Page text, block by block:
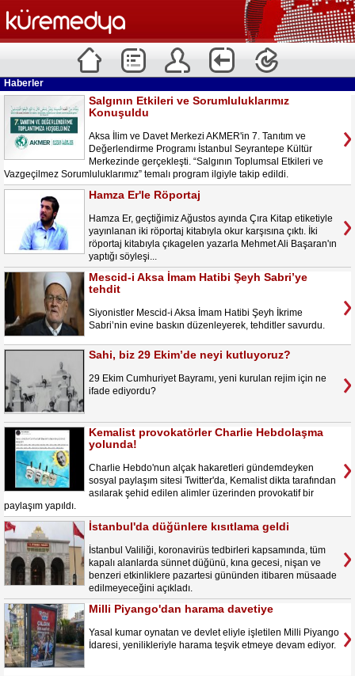
Haberler
Salgının Etkileri ve Sorumluluklarımız
Konuşuldu
Aksa İlim ve Davet Merkezi AKMER'in 7. Tanıtım ve
Değerlendirme Programı İstanbul Seyrantepe Kültür
Merkezinde gerçekleşti. “Salgının Toplumsal Etkileri ve
Vazgeçilmez Sorumluluklarımız” temalı program ilgiyle takip edildi.
Hamza Er'le Röportaj
Hamza Er, geçtiğimiz Ağustos ayında Çıra Kitap etiketiyle
yayınlanan iki röportaj kitabıyla okur karşısına çıktı. İki
röportaj kitabıyla çıkagelen yazarla Mehmet Ali Başaran'ın
yaptığı söyleşi...
Mescid-i Aksa İmam Hatibi Şeyh Sabri’ye
tehdit
Siyonistler Mescid-i Aksa İmam Hatibi Şeyh İkrime
Sabri’nin evine baskın düzenleyerek, tehditler savurdu.
Sahi, biz 29 Ekim’de neyi kutluyoruz?
29 Ekim Cumhuriyet Bayramı, yeni kurulan rejim için ne
ifade ediyordu?
Kemalist provokatörler Charlie Hebdolaşma
yolunda!
Charlie Hebdo'nun alçak hakaretleri gündemdeyken
sosyal paylaşım sitesi Twitter'da, Kemalist dikta tarafından
asılarak şehid edilen alimler üzerinden provokatif bir
paylaşım yapıldı.
İstanbul'da düğünlere kısıtlama geldi
İstanbul Valiliği, koronavirüs tedbirleri kapsamında, tüm
kapalı alanlarda sünnet düğünü, kına gecesi, nişan ve
benzeri etkinliklere pazartesi gününden itibaren müsaade
edilmeyeceğini açıkladı.
Milli Piyango'dan harama davetiye
Yasal kumar oynatan ve devlet eliyle işletilen Milli Piyango
İdaresi, yenilikleriyle harama teşvik etmeye devam ediyor.